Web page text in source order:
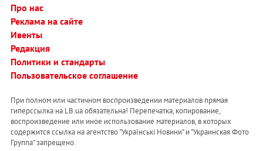
Про нас
Реклама на сайте
Ивенты
Редакция
Политики и стандарты
Пользовательское соглашение
При полном или частичном воспроизведении материалов прямая
гиперссылка на LB.ua обязательна! Перепечатка, копирование,
воспроизведение или иное использование материалов, в которых
содержится ссылка на агентство "Українськi Новини" и "Украинская Фото
Группа" запрещено.